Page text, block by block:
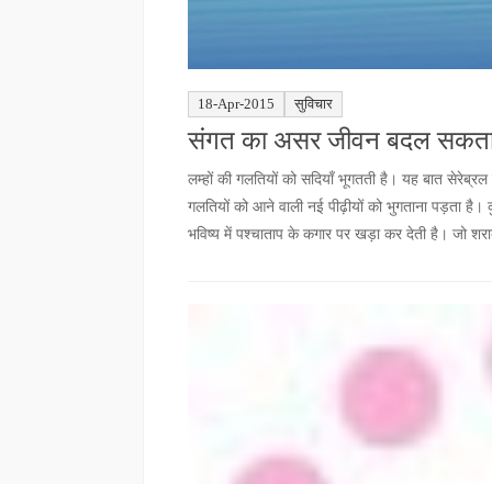
18-Apr-2015 सुविचार
संगत का असर जीवन बदल सकता
लम्हों की गलतियों को सदियाँ भूगतती है। यह बात सेरेब्रल
गलतियों को आने वाली नई पीढ़ीयों को भुगताना पड़ता
भविष्य में पश्चाताप के कगार पर खड़ा कर देती है। जो